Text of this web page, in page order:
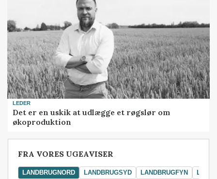
LEDER
Det er en uskik at udlægge et røgslør om
økoproduktion
FRA VORES UGEAVISER
LANDBRUGNORD LANDBRUGSYD LANDBRUGFYN